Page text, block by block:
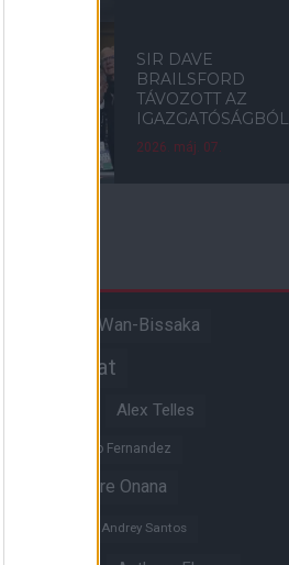
SIR DAVE
BRAILSFORD
TÁVOZOTT AZ
IGAZGATÓSÁGBÓL
2026. máj. 07.
Aaron Wan-Bissaka
csapat
Alex Telles
Alvaro Fernandez
Andre Onana
Pereira
Andrey Santos